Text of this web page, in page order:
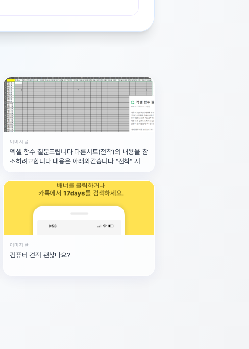
이미지 글
엑셀 함수 질문드립니다 다른시트(전착)의 내용을 참
조하려고합니다 내용은 아래와같습니다 "전착" 시트
이미지 글
컴퓨터 견적 괜찮나요?